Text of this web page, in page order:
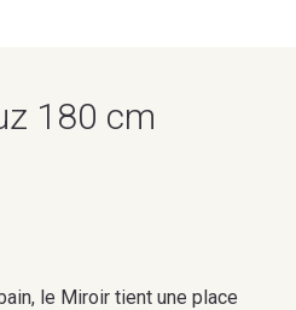
180 cm
le Miroir tient une place